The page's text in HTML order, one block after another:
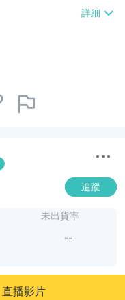
追蹤
未出貨率
--
直播影片